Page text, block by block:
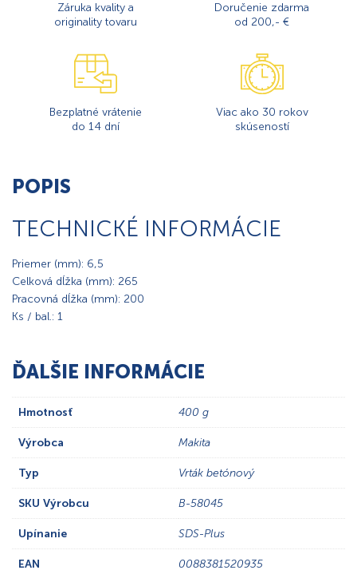
Záruka kvality a
originality tovaru
Doručenie zdarma
od 200,- €
Bezplatné vrátenie
do 14 dní
Viac ako 30 rokov
skúseností
POPIS
TECHNICKÉ INFORMÁCIE
Priemer (mm): 6,5
Celková dĺžka (mm): 265
Pracovná dĺžka (mm): 200
Ks / bal.: 1
ĎALŠIE INFORMÁCIE
Hmotnosť 400 g
Výrobca Makita
Typ Vrták betónový
SKU Výrobcu B-58045
Upínanie SDS-Plus
EAN 0088381520935